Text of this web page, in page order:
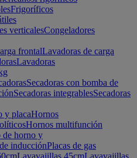
Frigoríficos
verticalesCongeladores
frontalLavadoras de carga
Lavadoras
Secadoras con bomba de
Secadoras integrablesSecadoras
y placaHornos
Hornos multifunción
de horno y
inducciónPlacas de gas
Lavavajillas 45cmLavavajillas